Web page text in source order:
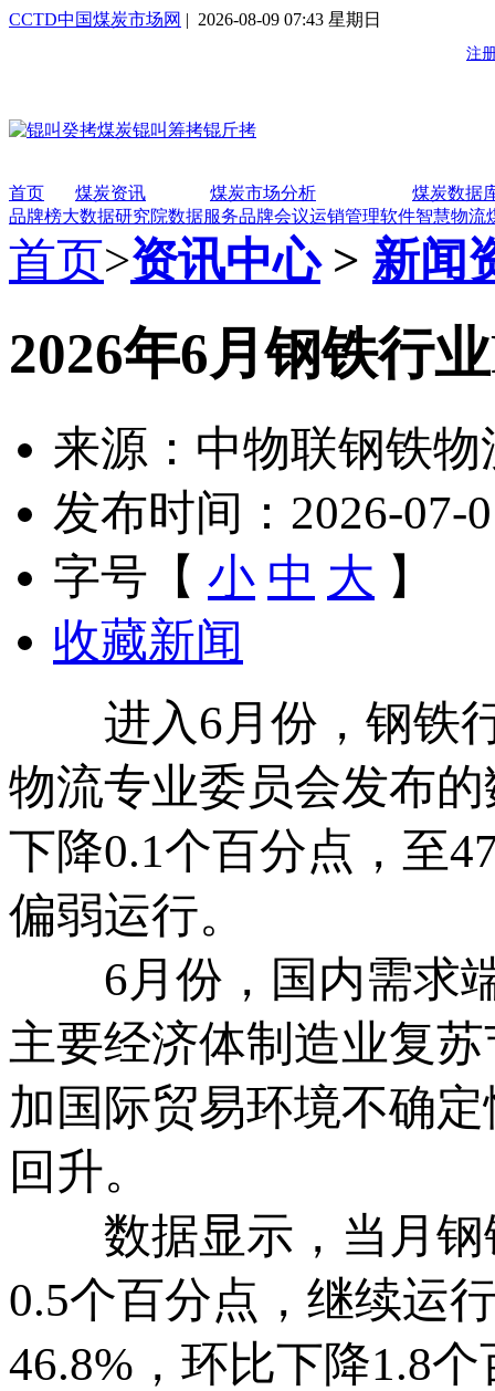
CCTD中国煤炭市场网 | 2026-08-09 07:43 星期日
首页 煤炭资讯 煤炭市场分析
煤炭数据
品牌榜大数据研究院数据服务品牌会议运销管理软件智慧物流
首页>资讯中心> 新闻
2026年6月钢铁行
来源：中物联钢铁
发布时间：2026-07-
字号【 小 中 大 】
收藏新闻
进入6月份，钢铁行
物流专业委员会发布
下降0.1个百分点，至
偏弱运行。
6月份，国内需求端
主要经济体制造业复
加国际贸易环境不确
回升。
数据显示，当月钢
0.5个百分点，继续运
46.8%，环比下降1.8